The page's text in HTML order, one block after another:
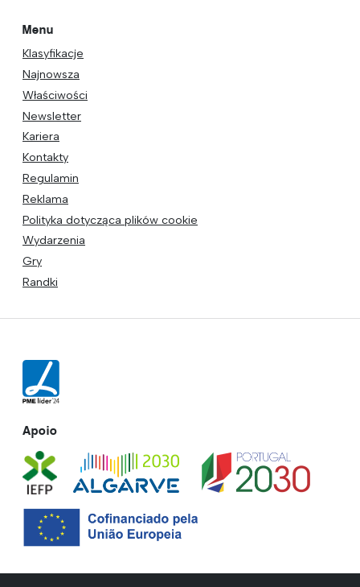
Menu
Klasyfikacje
Najnowsza
Właściwości
Newsletter
Kariera
Kontakty
Regulamin
Reklama
Polityka dotycząca plików cookie
Wydarzenia
Gry
Randki
Apoio